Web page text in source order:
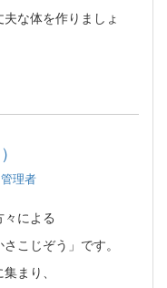
な体を作りましょ
理者
による
こじぞう」です。
まり、